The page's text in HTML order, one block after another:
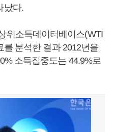
났다.
위소득데이터베이스(WTI
를 분석한 결과 2012년을
소득집중도는 44.9%로